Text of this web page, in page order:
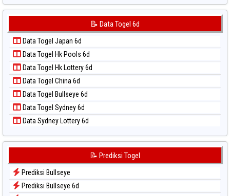
📝 Pola Dasar Taiwan
Data Togel Japan 6d
Data Togel Kuda Lari
Data Togel Magnum Cambodia
Data Togel Nagoya
Data Togel North Carolina Day
Data Togel Pcso
Data Togel Sao Paulo
Data Togel Singapore
Data Togel Sydney
Data Togel Sydney Lottery
Data Togel Sydney Lottery 6d
Data Togel Sydney Lotto
Data Togel Sydney Pools 6d
Data Togel Taipei
📝 Data Togel 6d
Data Togel Japan 6d
Data Togel Hk Pools 6d
Data Togel Hk Lottery 6d
Data Togel China 6d
Data Togel Bullseye 6d
Data Togel Sydney 6d
Data Sydney Lottery 6d
📝 Prediksi Togel
Prediksi Bullseye
Prediksi Bullseye 6d